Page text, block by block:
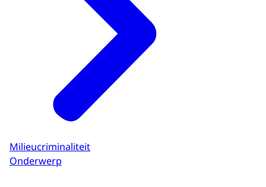
Milieucriminaliteit
Onderwerp